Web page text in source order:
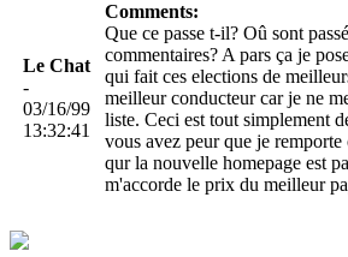
Le Chat
-
03/16/99
13:32:41
Comments:
Que ce passe t-il? Oû sont
commentaires? A pars ça je
qui fait ces elections de
meilleur conducteur car je ne
liste. Ceci est tout simplement
vous avez peur que je
qur la nouvelle homepage est
m'accorde le prix du meilleur